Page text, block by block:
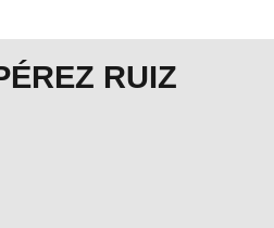
RUIZ